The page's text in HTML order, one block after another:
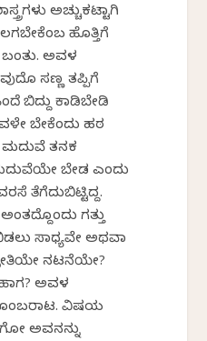
ಅಚ್ಚುಕಟ್ಟಾಗಿ
ಹೊತ್ತಿಗೆ
ಅವಳ
ಸಣ್ಣ ತಪ್ಪಿಗೆ
ಬಿದ್ದು ಕಾಡಿಬೇಡಿ
ಬೇಕೆಂದು ಹಠ
ಮದುವೆ ತನಕ
ಬೇಡ ಎಂದು
ತೆಗೆದುಬಿಟ್ಟಿದ್ದ.
ಗತ್ತು
ಸಾಧ್ಯವೇ ಅಥವಾ
ನಟನೆಯೇ?
ಅವಳ
ವಿಷಯ
ಅವನನ್ನು